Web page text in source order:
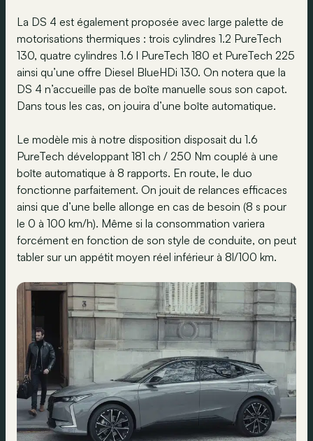
La DS 4 est également proposée avec large palette de
motorisations thermiques : trois cylindres 1.2 PureTech
130, quatre cylindres 1.6 l PureTech 180 et PureTech 225
ainsi qu’une offre Diesel BlueHDi 130. On notera que la
DS 4 n’accueille pas de boîte manuelle sous son capot.
Dans tous les cas, on jouira d’une boîte automatique.
Le modèle mis à notre disposition disposait du 1.6
PureTech développant 181 ch / 250 Nm couplé à une
boîte automatique à 8 rapports. En route, le duo
fonctionne parfaitement. On jouit de relances efficaces
ainsi que d’une belle allonge en cas de besoin (8 s pour
le 0 à 100 km/h). Même si la consommation variera
forcément en fonction de son style de conduite, on peut
tabler sur un appétit moyen réel inférieur à 8l/100 km.